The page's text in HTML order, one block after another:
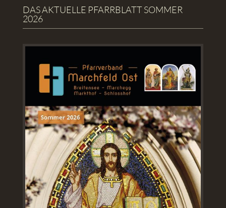
DAS AKTUELLE PFARRBLATT SOMMER
2026